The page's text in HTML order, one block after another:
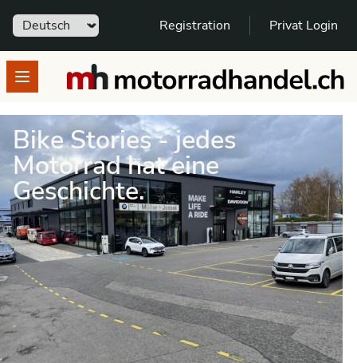
Sprache Registration Privat Login
Open menumotorradhandel.ch
Bike Stories - jedes
Motorrad hat eine
Geschichte.
SCHNELL GEFUNDEN - SPANNENDE
GESCHICHTEN
Bike Stories